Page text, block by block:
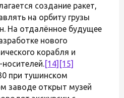
создание ракет,
на орбиту грузы
На отдалённое будущее
нового
корабля и
[14] [15]
при тушинском
заводе открыт музей